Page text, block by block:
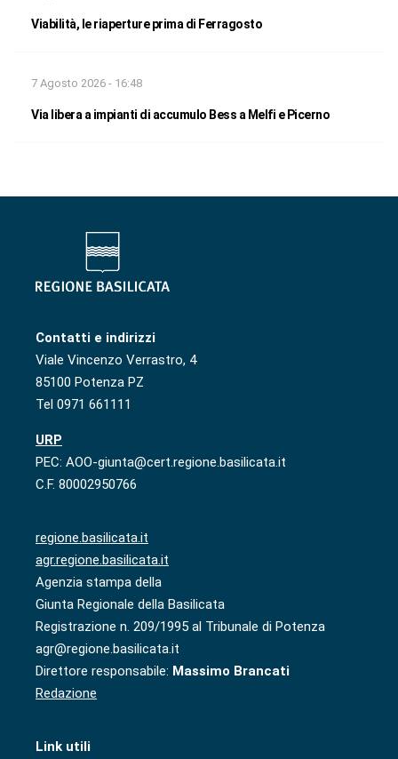
Viabilità, le riaperture prima di Ferragosto
7 Agosto 2026 - 16:48
Via libera a impianti di accumulo Bess a Melfi e Picerno
Contatti e indirizzi
Viale Vincenzo Verrastro, 4
85100 Potenza PZ
Tel 0971 661111
URP
PEC: AOO-giunta@cert.regione.basilicata.it
C.F. 80002950766
regione.basilicata.it
agr.regione.basilicata.it
Agenzia stampa della
Giunta Regionale della Basilicata
Registrazione n. 209/1995 al Tribunale di Potenza
agr@regione.basilicata.it
Direttore responsabile: Massimo Brancati
Redazione
Link utili